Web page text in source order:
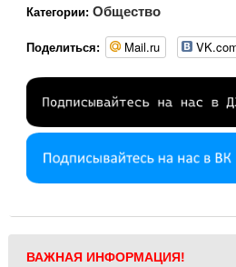
Категории: Общество
Поделиться: Mail.ru
ВАЖНАЯ ИНФОРМАЦИЯ!